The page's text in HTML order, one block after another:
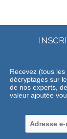
Recevez (tous
décryptages sur
de nos experts,
valeur ajoutée